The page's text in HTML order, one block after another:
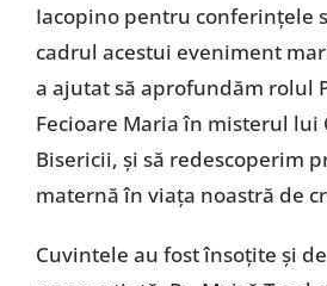
Iacopino pentru conferințele
cadrul acestui eveniment
a ajutat să aprofundăm rolul
Fecioare Maria în misterul lui
Bisericii, și să redescoperim
maternă în viața noastră de
Cuvintele au fost însoțite și